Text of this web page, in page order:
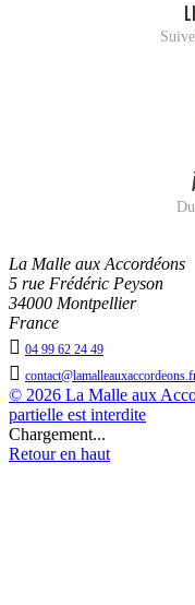
La Malle aux Accordéons
5 rue Frédéric Peyson
34000 Montpellier
France
 04 99 62 24 49

© 2026 La Malle aux
partielle est interdite
Chargement...
Retour en haut